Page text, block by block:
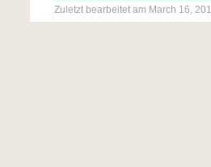
Zuletzt bearbeitet am March 16,